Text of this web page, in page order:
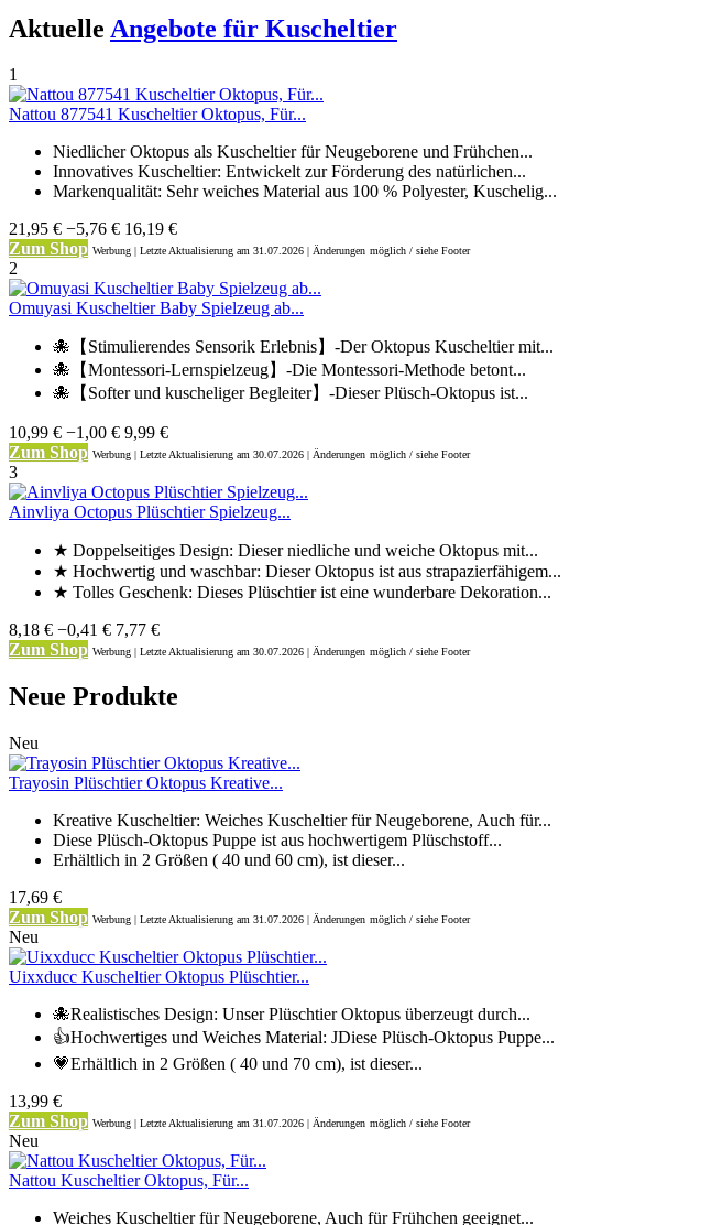
Aktuelle Angebote für Kuscheltier
1
Nattou 877541 Kuscheltier Oktopus, Für...
Niedlicher Oktopus als Kuscheltier für Neugeborene und Frühchen...
Innovatives Kuscheltier: Entwickelt zur Förderung des natürlichen...
Markenqualität: Sehr weiches Material aus 100 % Polyester, Kuschelig...
21,95 € −5,76 € 16,19 €
Zum Shop Werbung | Letzte Aktualisierung am 31.07.2026 | Änderungen möglich / siehe Footer
2
Omuyasi Kuscheltier Baby Spielzeug ab...
🐙【Stimulierendes Sensorik Erlebnis】-Der Oktopus Kuscheltier mit...
🐙【Montessori-Lernspielzeug】-Die Montessori-Methode betont...
🐙【Softer und kuscheliger Begleiter】-Dieser Plüsch-Oktopus ist...
10,99 € −1,00 € 9,99 €
Zum Shop Werbung | Letzte Aktualisierung am 30.07.2026 | Änderungen möglich / siehe Footer
3
Ainvliya Octopus Plüschtier Spielzeug...
★ Doppelseitiges Design: Dieser niedliche und weiche Oktopus mit...
★ Hochwertig und waschbar: Dieser Oktopus ist aus strapazierfähigem...
★ Tolles Geschenk: Dieses Plüschtier ist eine wunderbare Dekoration...
8,18 € −0,41 € 7,77 €
Zum Shop Werbung | Letzte Aktualisierung am 30.07.2026 | Änderungen möglich / siehe Footer
Neue Produkte
Neu
Trayosin Plüschtier Oktopus Kreative...
Kreative Kuscheltier: Weiches Kuscheltier für Neugeborene, Auch für...
Diese Plüsch-Oktopus Puppe ist aus hochwertigem Plüschstoff...
Erhältlich in 2 Größen ( 40 und 60 cm), ist dieser...
17,69 €
Zum Shop Werbung | Letzte Aktualisierung am 31.07.2026 | Änderungen möglich / siehe Footer
Neu
Uixxducc Kuscheltier Oktopus Plüschtier...
🐙Realistisches Design: Unser Plüschtier Oktopus überzeugt durch...
👍Hochwertiges und Weiches Material: JDiese Plüsch-Oktopus Puppe...
💗Erhältlich in 2 Größen ( 40 und 70 cm), ist dieser...
13,99 €
Zum Shop Werbung | Letzte Aktualisierung am 31.07.2026 | Änderungen möglich / siehe Footer
Neu
Nattou Kuscheltier Oktopus, Für...
Weiches Kuscheltier für Neugeborene, Auch für Frühchen geeignet...